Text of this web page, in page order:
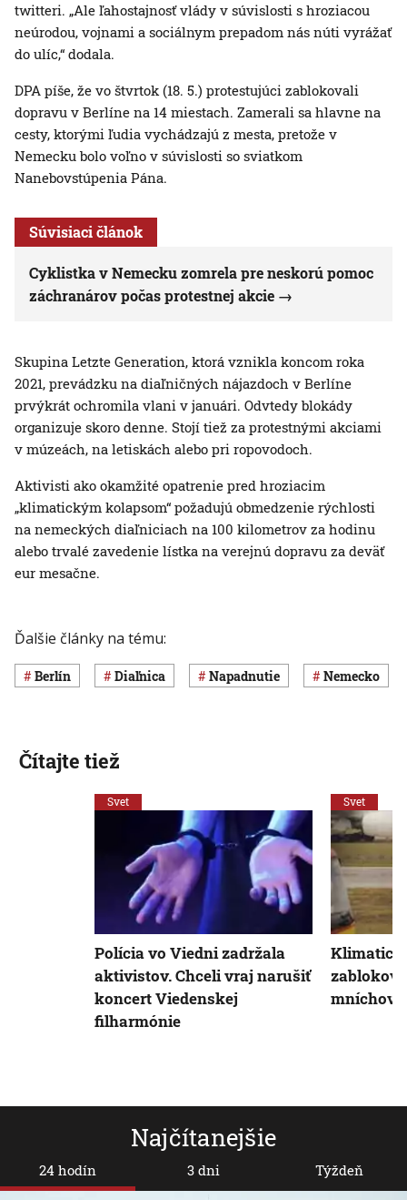
twitteri. „Ale ľahostajnosť vlády v súvislosti s hroziacou
neúrodou, vojnami a sociálnym prepadom nás núti vyrážať
do ulíc,“ dodala.
DPA píše, že vo štvrtok (18. 5.) protestujúci zablokovali
dopravu v Berlíne na 14 miestach. Zamerali sa hlavne na
cesty, ktorými ľudia vychádzajú z mesta, pretože v
Nemecku bolo voľno v súvislosti so sviatkom
Nanebovstúpenia Pána.
Súvisiaci článok
Cyklistka v Nemecku zomrela pre neskorú pomoc
záchranárov počas protestnej akcie
Skupina Letzte Generation, ktorá vznikla koncom roka
2021, prevádzku na diaľničných nájazdoch v Berlíne
prvýkrát ochromila vlani v januári. Odvtedy blokády
organizuje skoro denne. Stojí tiež za protestnými akciami
v múzeách, na letiskách alebo pri ropovodoch.
Aktivisti ako okamžité opatrenie pred hroziacim
„klimatickým kolapsom“ požadujú obmedzenie rýchlosti
na nemeckých diaľniciach na 100 kilometrov za hodinu
alebo trvalé zavedenie lístka na verejnú dopravu za deväť
eur mesačne.
Ďalšie články na tému:
Berlín diaľnica napadnutie Nemecko
Najčítanejšie
24 hodín 3 dni Týždeň
Čítajte tiež
Svet
Polícia vo Viedni zadržala
aktivistov. Chceli vraj narušiť
koncert Viedenskej
filharmónie
Svet